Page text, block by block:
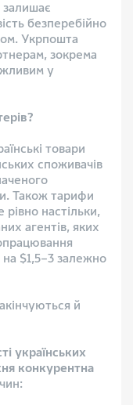
безперебійно
Укрпошта
зокрема
у
товари
споживачів
Також тарифи
настільки,
агентів, яких
$1,5–3 залежно
й
українських
конкурентна